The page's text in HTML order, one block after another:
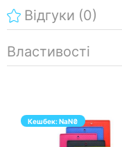
Відгуки (0)
Властивості
Кешбек:NaN₴